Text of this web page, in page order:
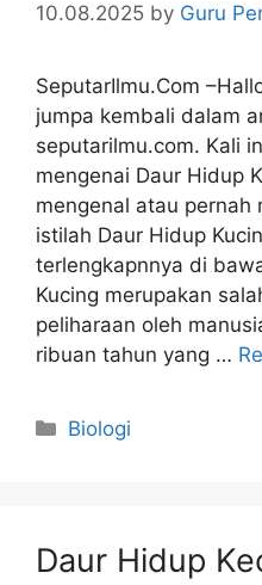
10.08.2025 by Guru
SeputarIlmu.Com
jumpa kembali dalam
seputarilmu.com. Kali
mengenai Daur Hidup
mengenal atau pernah
istilah Daur Hidup
terlengkapnnya di
Kucing merupakan
peliharaan oleh
ribuan tahun yang …
Categories
Biologi
Daur Hidup